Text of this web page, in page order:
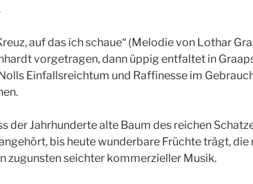
auf das ich schaue“ (Melodie von Lothar
vorgetragen, dann üppig entfaltet in
Einfallsreichtum und Raffinesse im
der Jahrhunderte alte Baum des reichen
bis heute wunderbare Früchte trägt,
zugunsten seichter kommerzieller Musik.